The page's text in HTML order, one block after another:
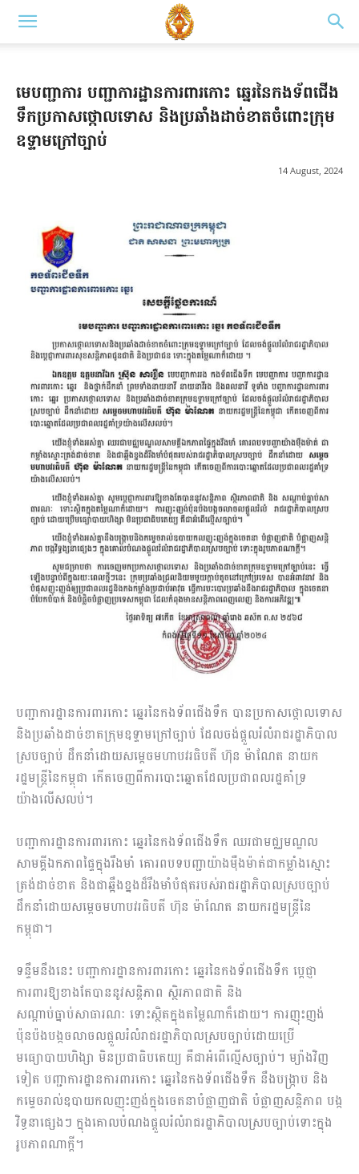
មេបញ្ជាការ បញ្ជាការដ្ឋានការពារកោះ ឆ្នេរនៃកងទ័ពជើង
ទឹកប្រកាសថ្កោលទោស និងប្រឆាំងដាច់ខាតចំពោះក្រុម
ឧទ្ទាមក្រៅច្បាប់
14 August, 2024
បញ្ជាការដ្ឋានការពារកោះ ឆ្នេរនៃកងទ័ពជើងទឹក បានប្រកាសថ្កោលទោស
និងប្រឆាំងដាច់ខាតក្រុមឧទ្ទាមក្រៅច្បាប់ ដែលចង់ផ្តួលរំលំរាជរដ្ឋាភិបាល
ស្របច្បាប់ ដឹកនាំដោយសម្តេចមហាបវរធិបតី ហ៊ុន ម៉ាណែត នាយក
រដ្ឋមន្រ្តីនៃកម្ពុជា កើតចេញពីការបោះឆ្នោតដែលប្រជាពលរដ្ឋគាំទ្រ
យ៉ាងលើសលប់។
បញ្ជាការដ្ឋានការពារកោះ ឆ្នេរនៃកងទ័ពជើងទឹក ឈរជាមជ្ឈមណ្ឌល
សាមគ្គីឯកភាពផ្ទៃក្នុងរឹងមាំ គោរពបទបញ្ជាយ៉ាងម៉ឺងម៉ាត់ជាកម្លាំងស្មោះ
ត្រង់ដាច់ខាត និងជាឆ្អឹងខ្នងដ៏រឹងមាំបំផុតរបស់រាជរដ្ឋាភិបាលស្របច្បាប់
ដឹកនាំដោយសម្តេចមហាបវរធិបតី ហ៊ុន ម៉ាណែត នាយករដ្ឋមន្រ្តីនៃ
កម្ពុជា។
ទន្ទឹមនឹងនេះ បញ្ជាការដ្ឋានការពារកោះ ឆ្នេរនៃកងទ័ពជើងទឹក ប្តេជ្ញា
ការពារឱ្យខាងតែបាននូវសន្តិភាព ស្ថិរភាពជាតិ និង
សណ្តាប់ធ្នាប់សាធារណៈ ទោះស្ថិតក្នុងតម្លៃណាក៏ដោយ។ ការញុះញង់
ប៉ុនប៉ងបង្កចលាចលផ្តួលរំលំរាជរដ្ឋាភិបាលស្របច្បាប់ដោយប្រើ
មធ្យោបាយហិង្សា មិនប្រជាធិបតេយ្យ គឺជាអំពើល្មើសច្បាប់។ ម្យ៉ាងវិញ
ទៀត បញ្ជាការដ្ឋានការពារកោះ ឆ្នេរនៃកងទ័ពជើងទឹក នឹងបង្រ្កាប និង
កម្ទេចរាល់ឧបាយកលញុះញង់ក្នុងចេតនាបំផ្លាញជាតិ បំផ្លាញសន្តិភាព បង្ក
វិទ្ធនាផ្សេងៗ ក្នុងគោលបំណងផ្តួលរំលំរាជរដ្ឋាភិបាលស្របច្បាប់ទោះក្នុង
រូបភាពណាក្តី។